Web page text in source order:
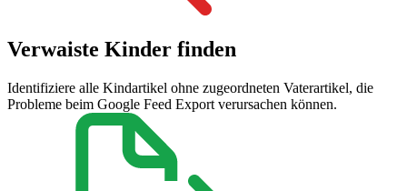
Verwaiste Kinder finden
Identifiziere alle Kindartikel ohne zugeordneten Vaterartikel, die
Probleme beim Google Feed Export verursachen können.